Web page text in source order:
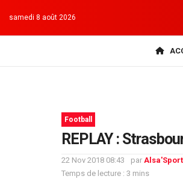
samedi 8 août 2026
Football
REPLAY :
22 Nov 2018 08:43 par
Temps de lecture : 3 mins